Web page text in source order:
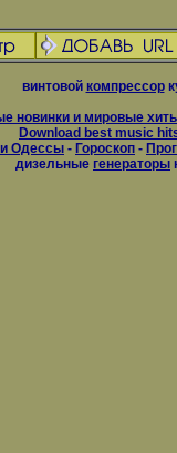
винтовой компрессор
новинки и мировые
Download best music
Одессы - Гороскоп -
дизельные генераторы